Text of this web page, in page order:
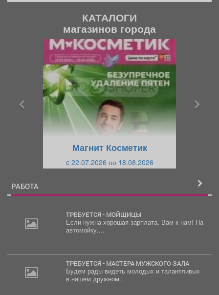
КАТАЛОГИ
магазинов города
Магнит Косметик
c 22.07.2026 по 18.08.2026
РАБОТА
ТРЕБУЕТСЯ - МОЙЩИЦЫ
Если нужна хорошая зарплата, Вам к нам! На
автомойку....
ТРЕБУЕТСЯ - МАСТЕРА МУЖСКОГО ЗАЛА
Будем рады видеть молодых и талантливых
в нашем дружном...